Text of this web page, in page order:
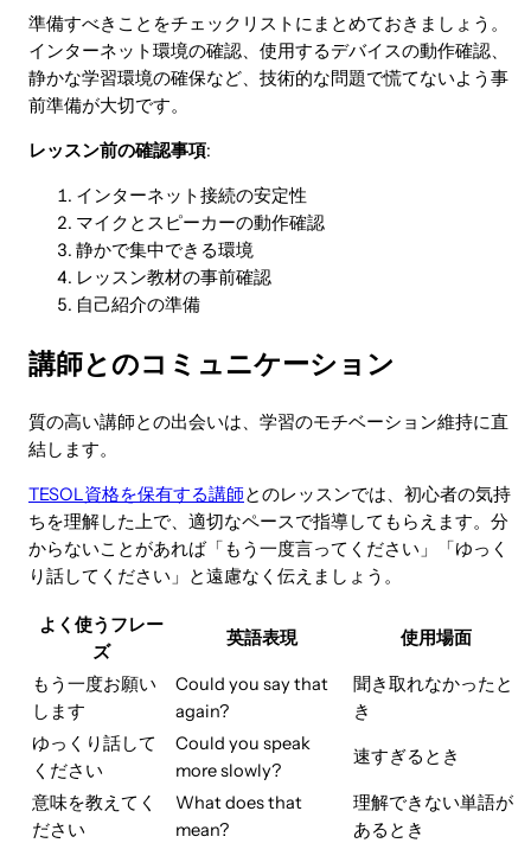
準備すべきことをチェックリストにまとめておきましょう。
インターネット環境の確認、使用するデバイスの動作確認、
静かな学習環境の確保など、技術的な問題で慌てないよう事
前準備が大切です。
レッスン前の確認事項:
インターネット接続の安定性
マイクとスピーカーの動作確認
静かで集中できる環境
レッスン教材の事前確認
自己紹介の準備
講師とのコミュニケーション
質の高い講師との出会いは、学習のモチベーション維持に直
結します。
TESOL資格を保有する講師とのレッスンでは、初心者の気持
ちを理解した上で、適切なペースで指導してもらえます。分
からないことがあれば「もう一度言ってください」「ゆっく
り話してください」と遠慮なく伝えましょう。
よく使うフレー
ズ
英語表現 使用場面
もう一度お願い
します
Could you say that
again?
聞き取れなかったと
き
ゆっくり話して
ください
Could you speak
more slowly?
速すぎるとき
意味を教えてく
ださい
What does that
mean?
理解できない単語が
あるとき